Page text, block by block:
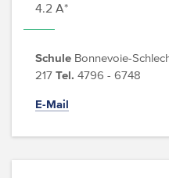
4.2 A*
Schule Bonnevoie-
217 Tel. 4796 - 6748
E-Mail